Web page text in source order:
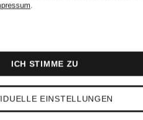
.
EINSTELLUNGEN
ICH STIMME ZU